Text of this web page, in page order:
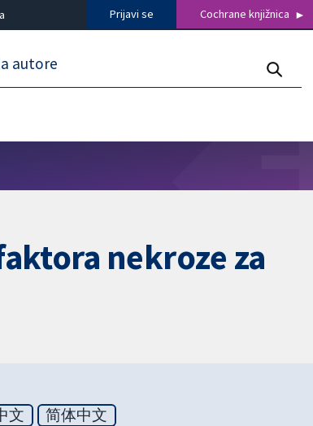
Prijavi se Cochrane knjižnica
autore
nekroze za
文 简体中文